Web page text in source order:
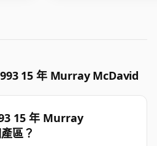
15 年 Murray McDavid
15 年 Murray
區？